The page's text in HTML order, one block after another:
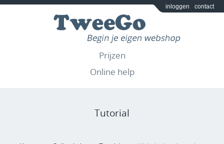
inloggen contact
Prijzen
Online help
Tutorial